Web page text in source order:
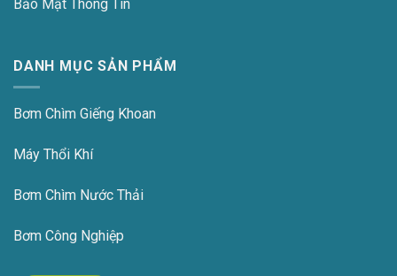
Bảo Mật Thông Tin
DANH MỤC SẢN PHẨM
Bơm Chìm Giếng Khoan
Máy Thổi Khí
Bơm Chìm Nước Thải
Bơm Công Nghiệp